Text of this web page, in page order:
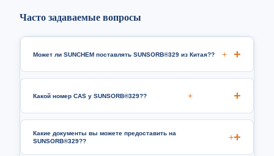
Часто задаваемые вопросы
Может ли SUNCHEM поставлять SUNSORB®329 из Китая?? +
Какой номер CAS у SUNSORB®329?? +
Какие документы вы можете предоставить на
SUNSORB®329??
+